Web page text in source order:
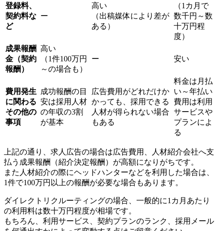
登録料、
契約料な
ど
ー
高い
（出稿媒体により差が
ある）
（1カ月で
数千円～数
十万円程
度）
成果報酬
金（契約
報酬）
高い
（1件100万円
～の場合も）
ー 安い
費用発生
に関わる
その他の
事項
成功報酬の目
安は採用人材
の年収の3割
が基本
広告費用がどれだけか
かっても、採用できる
人材が得られない場合
もある
料金は月払
い～年払い
費用は利用
サービスや
プランによ
る
上記の通り、求人広告の場合は広告費用、人材紹介会社へ支
払う成果報酬（紹介決定報酬）が高額になりがちです。
また人材紹介の際にヘッドハンターなどを利用した場合は、
1件で100万円以上の報酬が必要な場合もあります。
ダイレクトリクルーティングの場合、一般的に1カ月あたり
の利用料は数十万円程度が相場です。
もちろん、利用サービス、契約プランのランク、採用メール